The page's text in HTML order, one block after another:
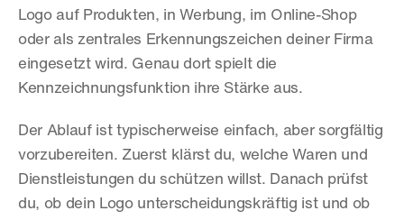
Logo auf Produkten, in Werbung, im Online-Shop
oder als zentrales Erkennungszeichen deiner Firma
eingesetzt wird. Genau dort spielt die
Kennzeichnungsfunktion ihre Stärke aus.
Der Ablauf ist typischerweise einfach, aber sorgfältig
vorzubereiten. Zuerst klärst du, welche Waren und
Dienstleistungen du schützen willst. Danach prüfst
du, ob dein Logo unterscheidungskräftig ist und ob